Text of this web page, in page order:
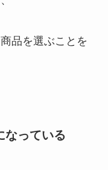
品を選ぶことを
っている